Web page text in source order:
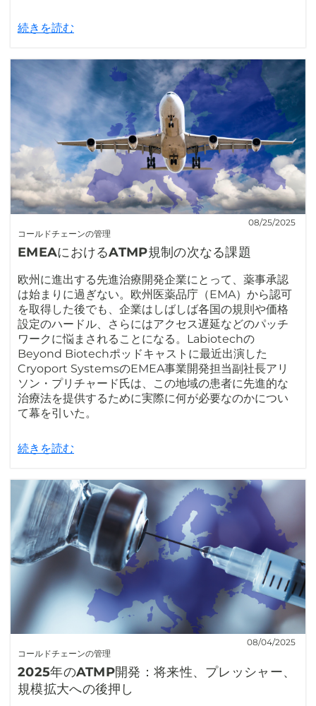
続きを読む
コールドチェーンの管理
08/25/2025
EMEAにおけるATMP規制の次なる課題
欧州に進出する先進治療開発企業にとって、薬事承認
は始まりに過ぎない。欧州医薬品庁（EMA）から認可
を取得した後でも、企業はしばしば各国の規則や価格
設定のハードル、さらにはアクセス遅延などのパッチ
ワークに悩まされることになる。Labiotechの
Beyond Biotechポッドキャストに最近出演した
Cryoport SystemsのEMEA事業開発担当副社長アリ
ソン・プリチャード氏は、この地域の患者に先進的な
治療法を提供するために実際に何が必要なのかについ
て幕を引いた。
続きを読む
コールドチェーンの管理
08/04/2025
2025年のATMP開発：将来性、プレッシャー、
規模拡大への後押し